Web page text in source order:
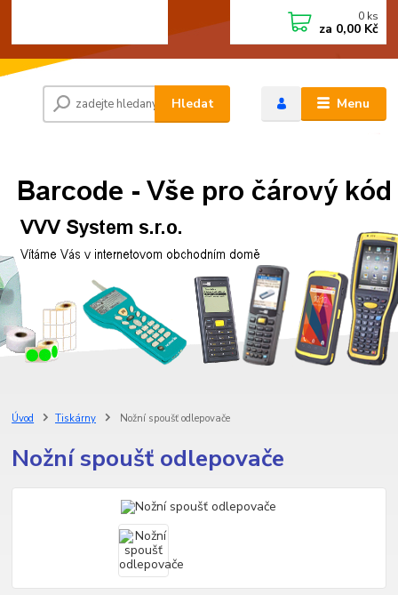
Menu
Hledat
0 ks
za 0,00 Kč
Úvod Tiskárny Nožní spoušť odlepovače
Nožní spoušť odlepovače